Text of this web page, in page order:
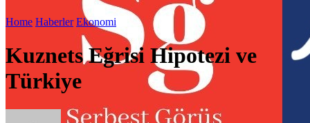
Home Haberler Ekonomi
Kuznets Eğrisi Hipotezi ve
Türkiye